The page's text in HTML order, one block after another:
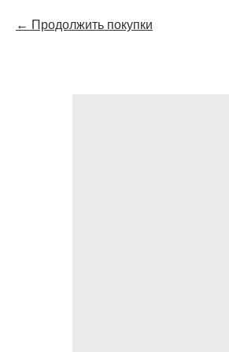
Продолжить покупки